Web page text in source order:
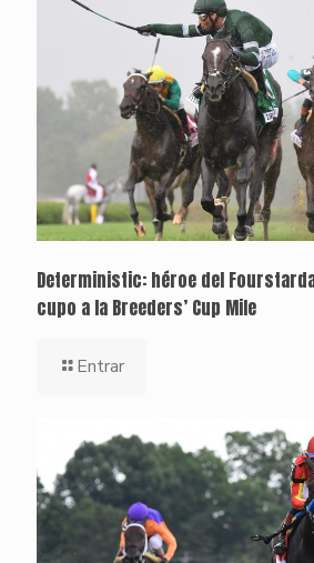
Deterministic: héroe del
cupo a la Breeders’ Cup Mile
Entrar